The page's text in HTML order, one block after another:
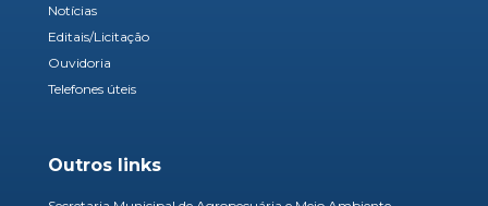
Notícias
Editais/Licitação
Ouvidoria
Telefones úteis
Outros links